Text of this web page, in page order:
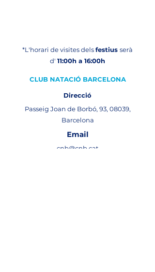
*L'horari de visites delsfestius serà
d' 11:00h a 16:00h
CLUB NATACIÓ BARCELONA
Direcció
Passeig Joan de Borbó, 93, 08039,
Barcelona
Email
cnb@cnb.cat